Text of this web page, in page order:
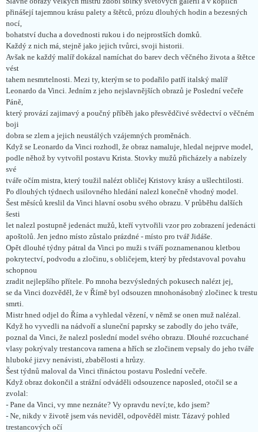
přinášejí tajemnou krásu palety a štětců, prózu dlouhých hodin a bezesných
nocí,
bohatství ducha a dovednosti rukou i do nejprostších domků.
Každý z nich má, stejně jako jejich tvůrci, svoji historii.
Avšak ne každý malíř dokázal namíchat do barev dech věčného života a štětce
vést
tahem nesmrtelnosti. Mezi ty, kterým se to podařilo patří italský malíř
Leonardo da Vinci. Jedním z jeho nejslavnějších obrazů je Poslední večeře
Páně,
který provází zajimavý a poučný příběh jako přesvědčivé svědectví o věčném
boji
dobra se zlem a jejich neustálých vzájemných proměnách.
Když se Leonardo da Vinci rozhodl, že obraz namaluje, hledal nejprve model,
podle něhož by vytvořil postavu Krista. Stovky mužů přicházely a nabízely
své
tváře očím mistra, který toužil nalézt obličej Kristovy krásy a ušlechtilosti.
Po dlouhých týdnech usilovného hledání nalezl konečně vhodný model.
Šest měsíců kreslil da Vinci hlavní osobu svého obrazu. V průběhu dalších
šesti
let nalezl postupně jedenáct mužů, kteří vytvořili vzor pro zobrazení jedenácti
apoštolů. Jen jedno místo zůstalo prázdné - místo pro tvář Jidáše.
Opět dlouhé týdny pátral da Vinci po muži s tváří poznamenanou kletbou
pokrytectví, podvodu a zločinu, s obličejem, který by představoval povahu
schopnou
zradit nejlepšího přítele. Po mnoha bezvýsledných pokusech nalézt jej,
se da Vinci dozvěděl, že v Římě byl odsouzen mnohonásobný zločinec k trestu
smrti.
Mistr hned odjel do Říma a vyhledal vězení, v němž se onen muž nalézal.
Když ho vyvedli na nádvoří a sluneční paprsky se zabodly do jeho tváře,
poznal da Vinci, že nalezl poslední model svého obrazu. Dlouhé rozcuchané
vlasy pokrývaly trestancova ramena a hřích se zločinem vepsaly do jeho tváře
hluboké jizvy nenávisti, zbabělosti a hrůzy.
Šest týdnů maloval da Vinci třináctou postavu Poslední večeře.
Když obraz dokončil a strážní odváděli odsouzence naposled, otočil se a
zvolal:
- Pane da Vinci, vy mne neznáte? Vy opravdu neví;te, kdo jsem?
- Ne, nikdy v životě jsem vás neviděl, odpověděl mistr. Tázavý pohled
trestancových očí